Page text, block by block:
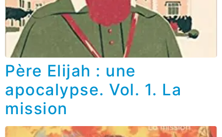
Père Elijah : une
apocalypse. Vol. 1. La
mission